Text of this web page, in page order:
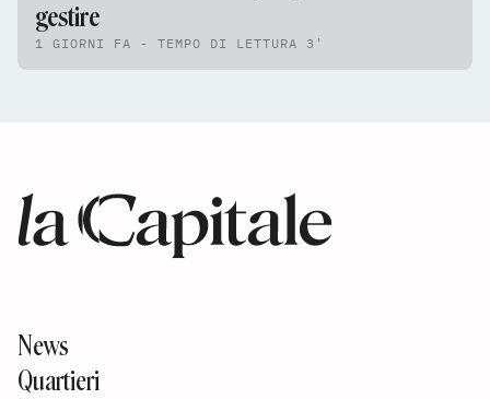
gestire
1 GIORNI FA - TEMPO DI LETTURA 3'
News
Quartieri